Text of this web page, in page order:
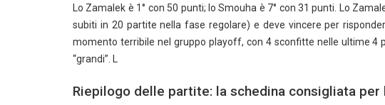
Lo Zamalek è 1° con 50 punti; lo Smouha è 7° con 31 punti. Lo
subiti in 20 partite nella fase regolare) e deve vincere per
momento terribile nel gruppo playoff, con 4 sconfitte nelle ultime 4
“grandi”. L
Riepilogo delle partite: la schedina consigliata